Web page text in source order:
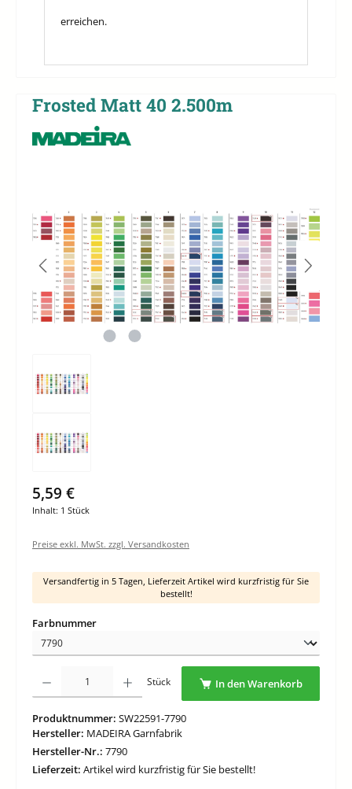
erreichen.
Frosted Matt 40 2.500m
5,59 €
Inhalt: 1 Stück
Preise exkl. MwSt. zzgl. Versandkosten
Versandfertig in 5 Tagen, Lieferzeit Artikel wird kurzfristig für Sie
bestellt!
Farbnummerauswählen
Produkt Anzahl: Gib den gewünschten Wert ein oder benutze die Schaltflächen um
Stück In den Warenkorb
Produktnummer: SW22591-7790
Hersteller: MADEIRA Garnfabrik
Hersteller-Nr.: 7790
Lieferzeit: Artikel wird kurzfristig für Sie bestellt!